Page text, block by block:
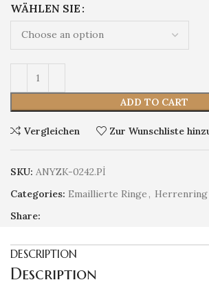
WÄHLEN SIE
ADD TO CART
Vergleichen Zur Wunschliste
SKU: ANYZK-0242.Pİ
Categories: Emaillierte Ringe, Herrenring
Share:
DESCRIPTION
Description